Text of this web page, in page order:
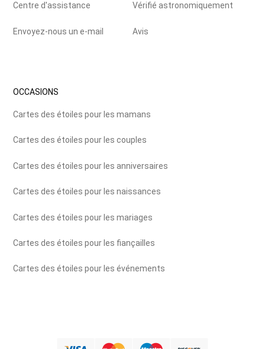
Centre d'assistance
Envoyez-nous un e-mail
Vérifié astronomiquement
Avis
OCCASIONS
Cartes des étoiles pour les mamans
Cartes des étoiles pour les couples
Cartes des étoiles pour les anniversaires
Cartes des étoiles pour les naissances
Cartes des étoiles pour les mariages
Cartes des étoiles pour les fiançailles
Cartes des étoiles pour les événements